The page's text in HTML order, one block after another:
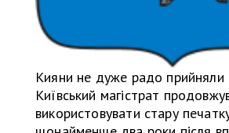
Кияни не дуже радо
Київський магістрат
використовувати стару